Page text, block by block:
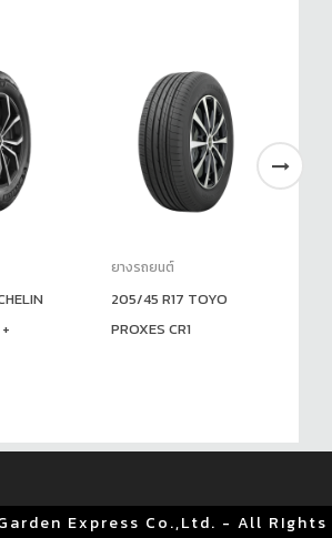
ยางรถยนต์
205/45 R17 TOYO
PROXES CR1
Express Co.,Ltd. - All RIghts